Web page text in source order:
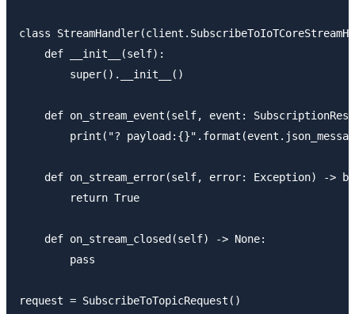
class
    def __init__(self):
        super().__init__()
def on_stream_event(self, event:
print("?
def on_stream_error(self, error: Exception) ->
        return True
    def on_stream_closed(self) -> None:
        pass
request = SubscribeToTopicRequest()